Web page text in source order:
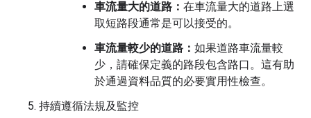
車流量大的道路： 在車流量大的道路上選
取短路段通常是可以接受的。
車流量較少的道路： 如果道路車流量較
少，請確保定義的路段包含路口。這有助
於通過資料品質的必要實用性檢查。
持續遵循法規及監控